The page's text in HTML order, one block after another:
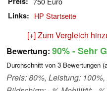
Links HP Startseite
[+] Zum Vergleich
Bewertung: 90%- Sehr
Durchschnitt von 3 Bewertungen
Preis: 80%, Leistung: